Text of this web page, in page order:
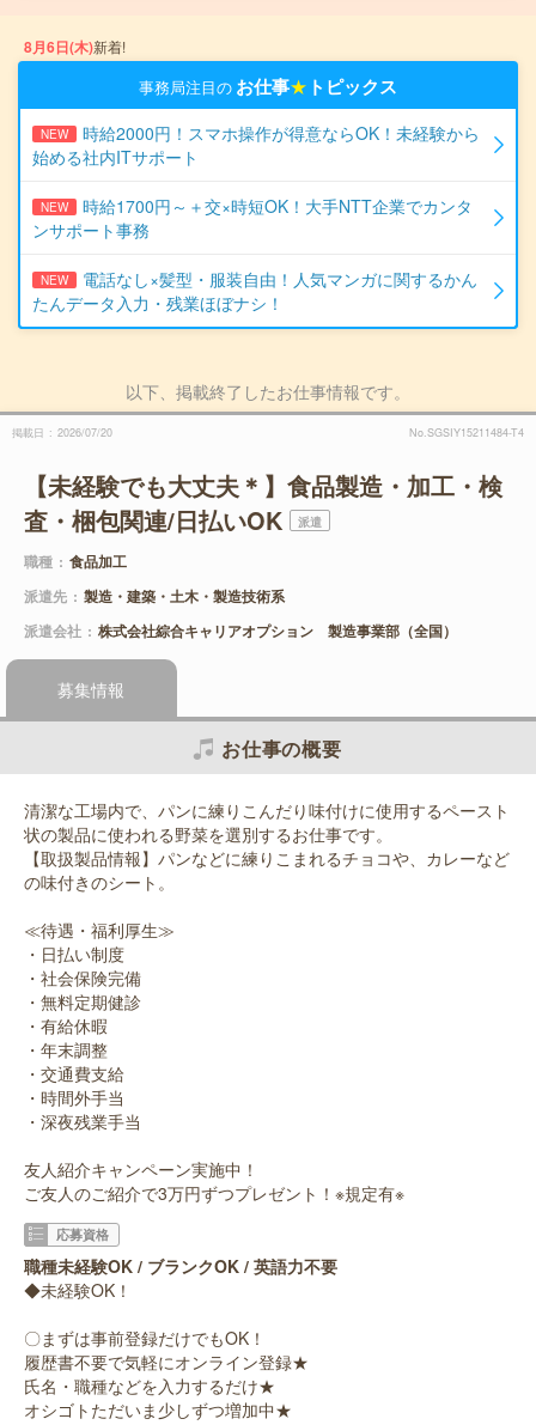
8月6日(木)新着!
事務局注目の お仕事★ トピックス
NEW
時給2000円！スマホ操作が得意ならOK！未経験から
始める社内ITサポート
NEW
時給1700円～＋交×時短OK！大手NTT企業でカンタ
ンサポート事務
NEW
電話なし×髪型・服装自由！人気マンガに関するかん
たんデータ入力・残業ほぼナシ！
以下、掲載終了したお仕事情報です。
掲載日 2026/07/20 No.SGSIY15211484-T4
【未経験でも大丈夫＊】食品製造・加工・検
査・梱包関連/日払いOK
派遣
職種
食品加工
派遣先
製造・建築・土木・製造技術系
派遣会社
株式会社綜合キャリアオプション 製造事業部（全国）
募集情報
お仕事の概要
清潔な工場内で、パンに練りこんだり味付けに使用するペースト
状の製品に使われる野菜を選別するお仕事です。
【取扱製品情報】パンなどに練りこまれるチョコや、カレーなど
の味付きのシート。
≪待遇・福利厚生≫
・日払い制度
・社会保険完備
・無料定期健診
・有給休暇
・年末調整
・交通費支給
・時間外手当
・深夜残業手当
友人紹介キャンペーン実施中！
ご友人のご紹介で3万円ずつプレゼント！※規定有※
応募資格
職種未経験OK / ブランクOK / 英語力不要
◆未経験OK！
〇まずは事前登録だけでもOK！
履歴書不要で気軽にオンライン登録★
氏名・職種などを入力するだけ★
オシゴトただいま少しずつ増加中★